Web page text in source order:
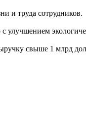
и труда сотрудников.
улучшением
свыше 1 млрд